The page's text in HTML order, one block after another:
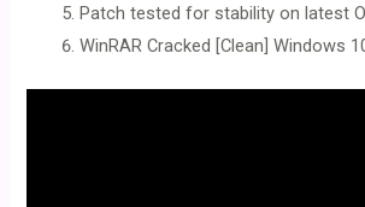
Patch tested for stability on latest
WinRAR Cracked [Clean] Windows